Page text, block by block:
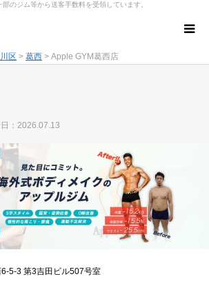
部のジム等から送客手数料を受領しています。
区 > 葛西 > Apple GYM葛西店
：2026.07.13
5-3 第3吉田ビル507号室